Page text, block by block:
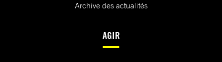
Archive des actualités
AGIR